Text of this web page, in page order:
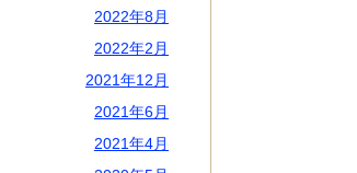
2022年8月
2022年2月
2021年12月
2021年6月
2021年4月